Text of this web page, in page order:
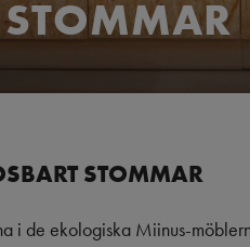
STOMMAR
i de ekologiska Miinus-